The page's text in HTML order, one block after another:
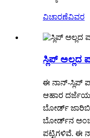
ವಿಚಾರಣೆವಿವರ
ಸ್ಲಿಪ್ ಅಲ್ಲದ
ಈ ನಾನ್-ಸ್ಲಿಪ್
ಆಹಾರ ದರ್ಜೆಯ
ಬೋರ್ಡ್
ಬೋರ್ಡ್‌ನ
ಪಟ್ಟಿಗಳಿವೆ. ಈ